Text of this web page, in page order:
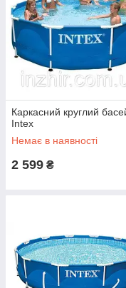
Каркасний круглий
Intex
Немає в наявності
2 599 ₴